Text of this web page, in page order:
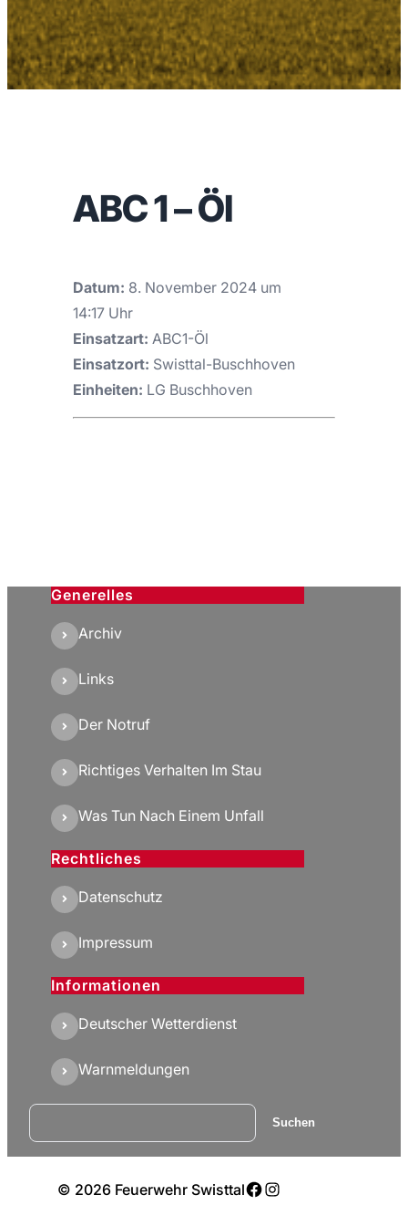
ABC 1 – Öl
Datum: 8. November 2024 um
14:17 Uhr
Einsatzart: ABC1-Öl
Einsatzort: Swisttal-Buschhoven
Einheiten: LG Buschhoven
Generelles
Archiv
Links
Der Notruf
Richtiges Verhalten Im Stau
Was Tun Nach Einem Unfall
Rechtliches
Datenschutz
Impressum
Informationen
Deutscher Wetterdienst
Warnmeldungen
Suchen Suchen
© 2026 Feuerwehr SwisttalFacebook
Instagram